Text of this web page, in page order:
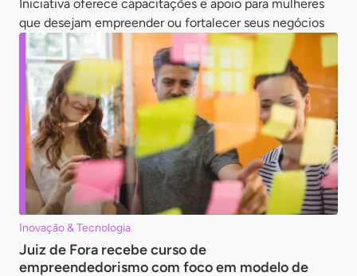
Iniciativa oferece capacitações e apoio para mulheres
que desejam empreender ou fortalecer seus negócios
Inovação & Tecnologia
Juiz de Fora recebe curso de
empreendedorismo com foco em modelo de